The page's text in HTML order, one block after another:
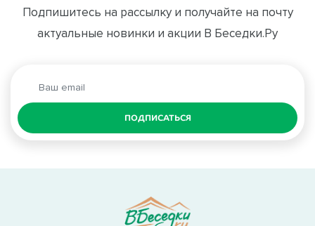
Подпишитесь на рассылку и получайте на почту
актуальные новинки и акции В Беседки.Ру
ПОДПИСАТЬСЯ